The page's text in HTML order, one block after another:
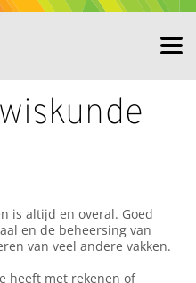
is altijd en overal. Goed
en de beheersing van
van veel andere vakken.
heeft met rekenen of